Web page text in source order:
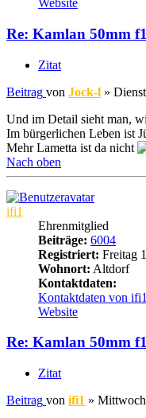
Website
Re: Kamlan 50mm
Zitat
Beitrag von Jock-l »
Und im Detail sieht man,
Im bürgerlichen Leben ist
Mehr Lametta ist da nicht
Nach oben
ifi1
Ehrenmitglied
Beiträge: 6004
Registriert: Freitag
Wohnort: Altdorf
Kontaktdaten:
Kontaktdaten von ifi1
Website
Re: Kamlan 50mm
Zitat
Beitrag von ifi1 »